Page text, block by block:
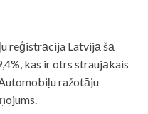
reģistrācija Latvijā šā
kas ir otrs straujākais
ražotāju